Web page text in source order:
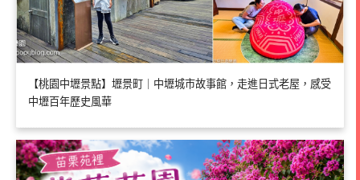
【桃園中壢景點】壢景町｜中壢城市故事館，走進日式老屋，感受
中壢百年歷史風華